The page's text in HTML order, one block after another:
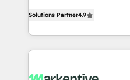
AI, & maximize AEO with
Integrations: Extend
Win more business -
lead & deal conversion
What do you get? 🤓 Our client's are too busy to
Solutions Partner4.9